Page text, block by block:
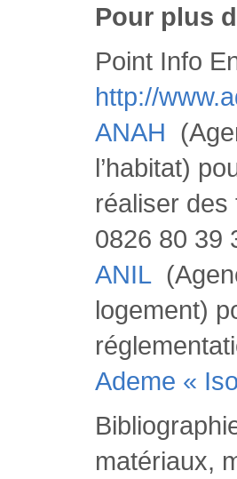
Pour plus
Point Info
http://
ANAH
l’habitat)
réaliser des
0826 80 39
ANIL
logement)
Ademe «
matériaux,